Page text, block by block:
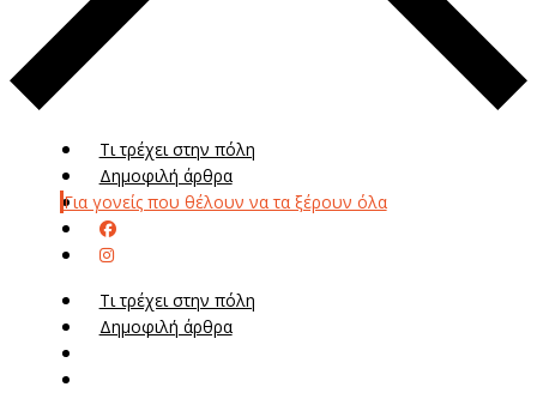
Τι τρέχει στην πόλη
Δημοφιλή άρθρα
Για γονείς που θέλουν να τα ξέρουν όλα
Τι τρέχει στην πόλη
Δημοφιλή άρθρα